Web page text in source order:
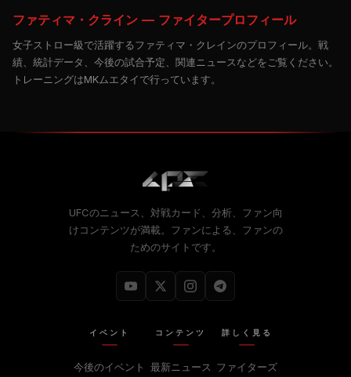
ファティマ・クライン — ファイタープロフィール
女子ストロー級で活躍するファティマ・クレインのプロフィール。戦
績、統計データ、今後の試合予定、関連ニュースなどをご覧ください。
トレーニングはMKムエタイで行っています。
UFCのニュース、対戦カード、分析、ファン向
けコンテンツが満載。ファンによる、ファンの
ためのサイトです。
イベント
今後のイベント
コンテンツ
最新ニュース
詳しく見る
ファイターズ